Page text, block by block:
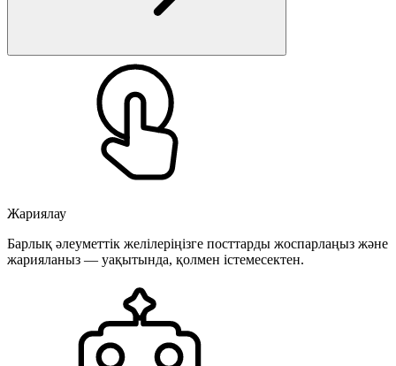
Жариялау
Барлық әлеуметтік желілеріңізге посттарды жоспарлаңыз және
жарияланыз — уақытында, қолмен істемесектен.